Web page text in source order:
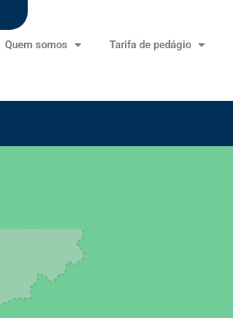
Quem somos Tarifa de pedágio